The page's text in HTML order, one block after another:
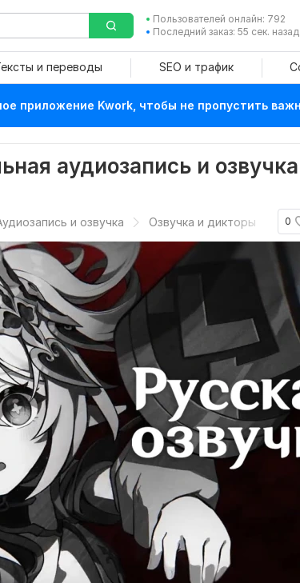
Пользователей онлайн: 792
Последний заказ: 55 сек. назад
и переводы SEO и трафик
приложение Kwork, чтобы не пропустить
аудиозапись и озвучка
0
и озвучка Озвучка и дикторы